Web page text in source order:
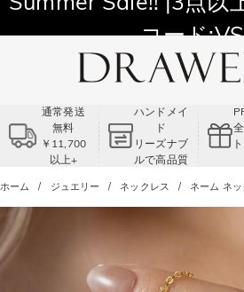
11,700円以上通常
Summer Sale!! |3点以
コード:VS2
通常発送
無料
￥11,700
以上+
ハンドメイ
ド
リーズナブ
ルで高品質
ホーム ジュエリー ネックレス ネーム ネッ